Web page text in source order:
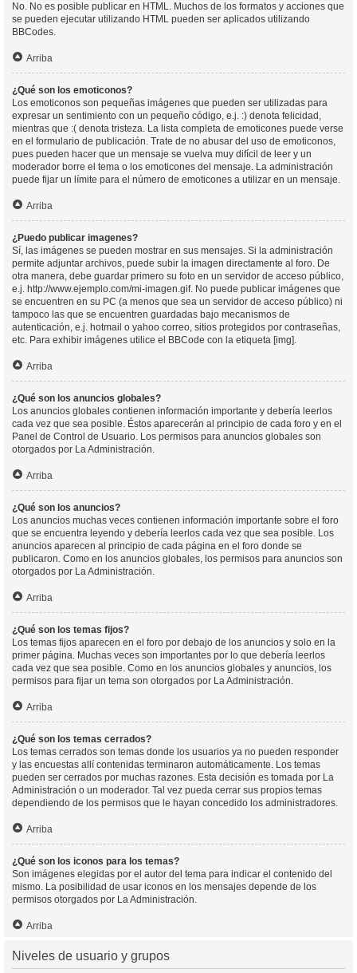
No. No es posible publicar en HTML. Muchos de los formatos y acciones que
se pueden ejecutar utilizando HTML pueden ser aplicados utilizando
BBCodes.
Arriba
¿Qué son los emoticonos?
Los emoticonos son pequeñas imágenes que pueden ser utilizadas para
expresar un sentimiento con un pequeño código, e.j. :) denota felicidad,
mientras que :( denota tristeza. La lista completa de emoticones puede verse
en el formulario de publicación. Trate de no abusar del uso de emoticonos,
pues pueden hacer que un mensaje se vuelva muy difícil de leer y un
moderador borre el tema o los emoticones del mensaje. La administración
puede fijar un límite para el número de emoticones a utilizar en un mensaje.
Arriba
¿Puedo publicar imagenes?
Sí, las imágenes se pueden mostrar en sus mensajes. Si la administración
permite adjuntar archivos, puede subir la imagen directamente al foro. De
otra manera, debe guardar primero su foto en un servidor de acceso público,
e.j. http://www.ejemplo.com/mi-imagen.gif. No puede publicar imágenes que
se encuentren en su PC (a menos que sea un servidor de acceso público) ni
tampoco las que se encuentren guardadas bajo mecanismos de
autenticación, e.j. hotmail o yahoo correo, sitios protegidos por contraseñas,
etc. Para exhibir imágenes utilice el BBCode con la etiqueta [img].
Arriba
¿Qué son los anuncios globales?
Los anuncios globales contienen información importante y debería leerlos
cada vez que sea posible. Éstos aparecerán al principio de cada foro y en el
Panel de Control de Usuario. Los permisos para anuncios globales son
otorgados por La Administración.
Arriba
¿Qué son los anuncios?
Los anuncios muchas veces contienen información importante sobre el foro
que se encuentra leyendo y debería leerlos cada vez que sea posible. Los
anuncios aparecen al principio de cada página en el foro donde se
publicaron. Como en los anuncios globales, los permisos para anuncios son
otorgados por La Administración.
Arriba
¿Qué son los temas fijos?
Los temas fijos aparecen en el foro por debajo de los anuncios y solo en la
primer página. Muchas veces son importantes por lo que debería leerlos
cada vez que sea posible. Como en los anuncios globales y anuncios, los
permisos para fijar un tema son otorgados por La Administración.
Arriba
¿Qué son los temas cerrados?
Los temas cerrados son temas donde los usuarios ya no pueden responder
y las encuestas allí contenidas terminaron automáticamente. Los temas
pueden ser cerrados por muchas razones. Esta decisión es tomada por La
Administración o un moderador. Tal vez pueda cerrar sus propios temas
dependiendo de los permisos que le hayan concedido los administradores.
Arriba
¿Qué son los iconos para los temas?
Son imágenes elegidas por el autor del tema para indicar el contenido del
mismo. La posibilidad de usar iconos en los mensajes depende de los
permisos otorgados por La Administración.
Arriba
Niveles de usuario y grupos